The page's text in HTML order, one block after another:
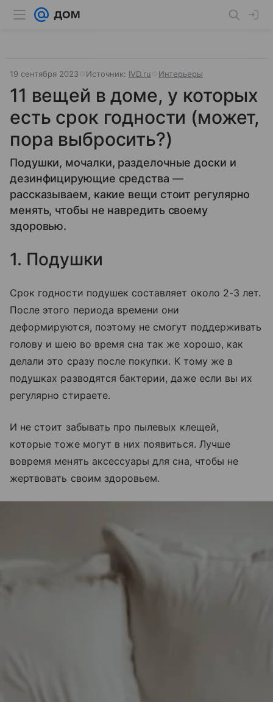
19 сентября 2023 Источник: IVD.ru Интерьеры
11 вещей в доме, у которых
есть срок годности (может,
пора выбросить?)
Подушки, мочалки, разделочные доски и
дезинфицирующие средства —
рассказываем, какие вещи стоит регулярно
менять, чтобы не навредить своему
здоровью.
1. Подушки
Срок годности подушек составляет около 2-3 лет.
После этого периода времени они
деформируются, поэтому не смогут поддерживать
голову и шею во время сна так же хорошо, как
делали это сразу после покупки. К тому же в
подушках разводятся бактерии, даже если вы их
регулярно стираете.
И не стоит забывать про пылевых клещей,
которые тоже могут в них появиться. Лучше
вовремя менять аксессуары для сна, чтобы не
жертвовать своим здоровьем.